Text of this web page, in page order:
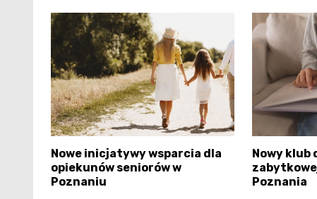
Nowe inicjatywy wsparcia dla
opiekunów seniorów w
Poznaniu
Nowy klub
Poznania